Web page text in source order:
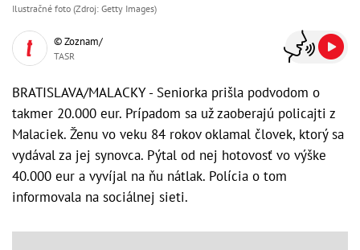
Ilustračné foto (Zdroj: Getty Images)
© Zoznam/
TASR
BRATISLAVA/MALACKY - Seniorka prišla podvodom o
takmer 20.000 eur. Prípadom sa už zaoberajú policajti z
Malaciek. Ženu vo veku 84 rokov oklamal človek, ktorý sa
vydával za jej synovca. Pýtal od nej hotovosť vo výške
40.000 eur a vyvíjal na ňu nátlak. Polícia o tom
informovala na sociálnej sieti.